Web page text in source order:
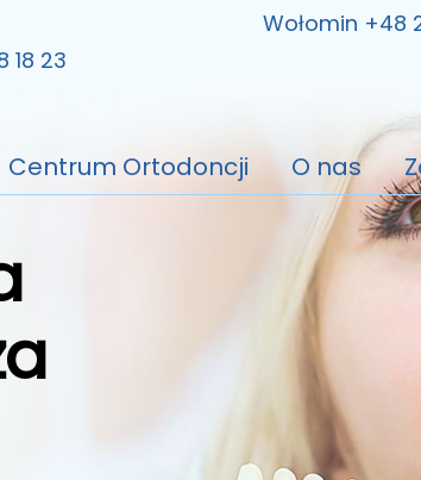
Wołomin +48
18 23
Centrum Ortodoncji O nas